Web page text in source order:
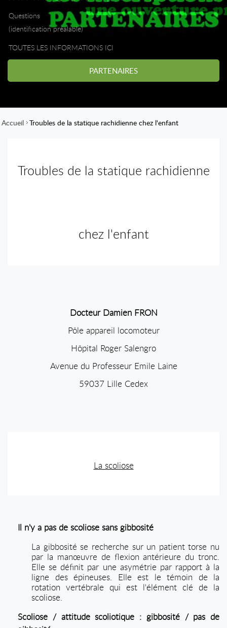
Questions
(identification préalable)
TOUTES LES INFORMATIONS ICI
PARTENAIRES
Accueil Troubles de la statique rachidienne chez l'enfant
Troubles de la statique rachidienne
chez l'enfant
Docteur Damien FRON
Pôle appareil locomoteur
Hôpital Roger Salengro
Avenue du Professeur Emile Laine
59037 Lille Cedex
La scoliose
Il n'y a pas de scoliose sans gibbosité
La gibbosité se recherche sur un patient torse nu
par la manœuvre de flexion antérieure du tronc.
Elle se définit par une asymétrie par rapport à la
ligne des épineuses. Elle est le témoin de la
rotation vertébrale qui est l'élément clé de la
scoliose.
Scoliose / attitude scoliotique : gibbosité / pas de